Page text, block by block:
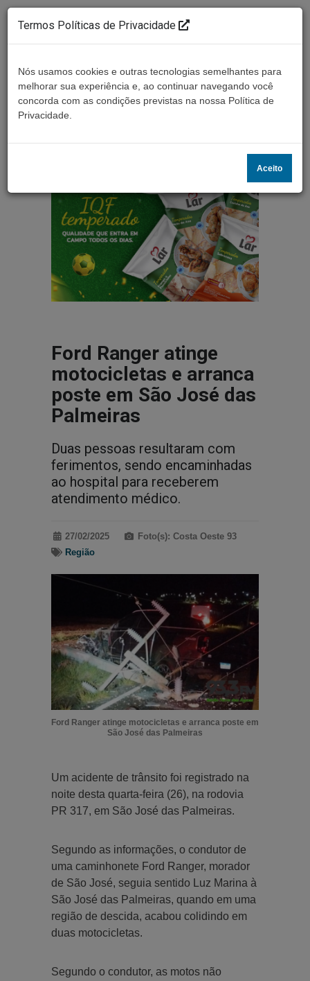
Ford Ranger atinge
motocicletas e arranca
poste em São José das
Palmeiras
Duas pessoas resultaram com
ferimentos, sendo encaminhadas
ao hospital para receberem
atendimento médico.
27/02/2025
Foto(s): Costa Oeste 93
Região
Ford Ranger atinge motocicletas e arranca poste em
São José das Palmeiras
Um acidente de trânsito foi registrado na
noite desta quarta-feira (26), na rodovia
PR 317, em São José das Palmeiras.
Segundo as informações, o condutor de
uma caminhonete Ford Ranger, morador
de São José, seguia sentido Luz Marina à
São José das Palmeiras, quando em uma
região de descida, acabou colidindo em
duas motocicletas.
Segundo o condutor, as motos não
Termos Políticas de Privacidade
Nós usamos cookies e outras tecnologias semelhantes para
melhorar sua experiência e, ao continuar navegando você
concorda com as condições previstas na nossa Política de
Privacidade.
Aceito